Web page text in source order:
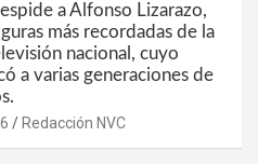
a Alfonso Lizarazo,
más recordadas de la
nacional, cuyo
a varias generaciones de
Redacción NVC